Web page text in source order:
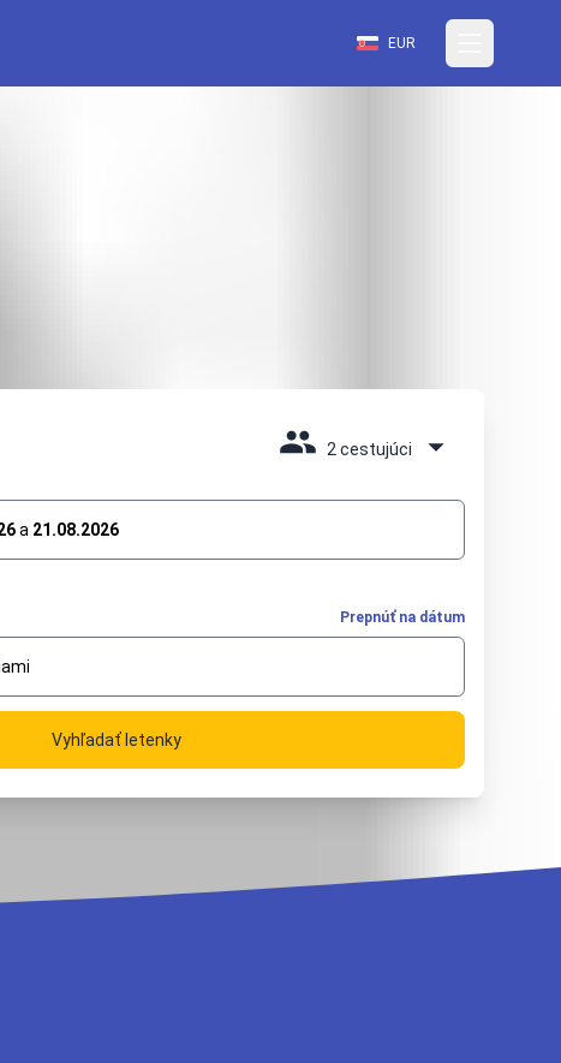
EUR
2 cestujúci
a 21.08.2026
Prepnúť na dátum
Vyhľadať letenky